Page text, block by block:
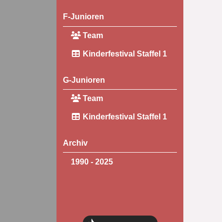
F-Junioren
Team
Kinderfestival Staffel 1
G-Junioren
Team
Kinderfestival Staffel 1
Archiv
1990 - 2025